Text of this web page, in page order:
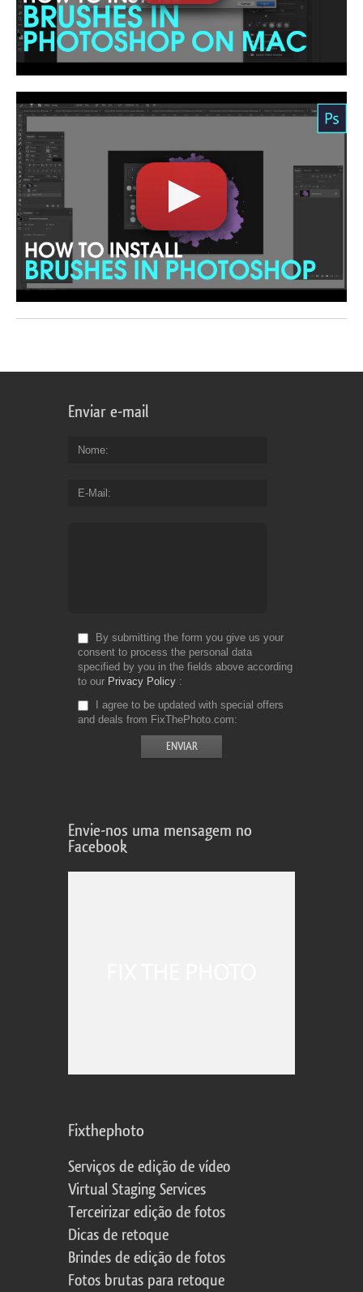
Enviar e-mail
Nome
E-Mail
By submitting the form you give us your
consent to process the personal data
specified by you in the fields above according
to our Privacy Policy
I agree to be updated with special offers
and deals from FixThePhoto.com
Envie-nos uma mensagem no
Facebook
Fixthephoto
Serviços de edição de vídeo
Virtual Staging Services
Terceirizar edição de fotos
Dicas de retoque
Brindes de edição de fotos
Fotos brutas para retoque